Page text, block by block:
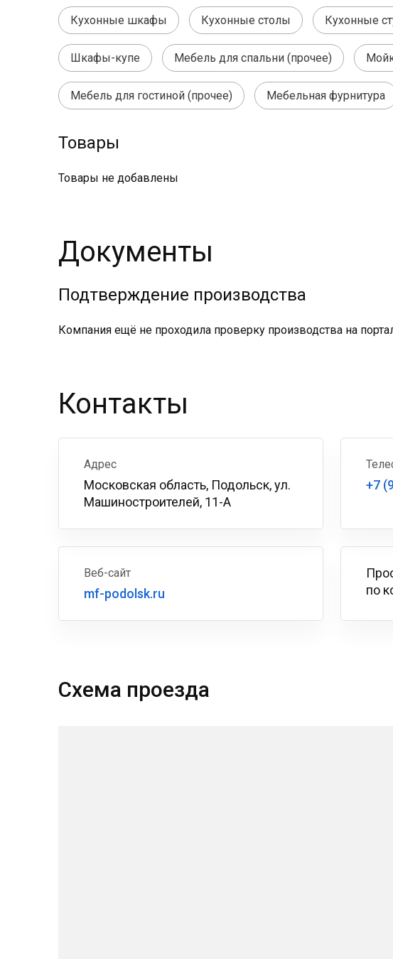
Кухонные шкафы Кухонные столы Кухонные
Шкафы-купе Мебель для спальни (прочее)
Мебель для гостиной (прочее) Мебельная фурнитура
Товары
Товары не добавлены
Документы
Подтверждение производства
Компания ещё не проходила проверку производства на
Контакты
Адрес
Московская область, Подольск, ул.
Машиностроителей, 11-А
+7
Веб-сайт
mf-podolsk.ru
по
Схема проезда